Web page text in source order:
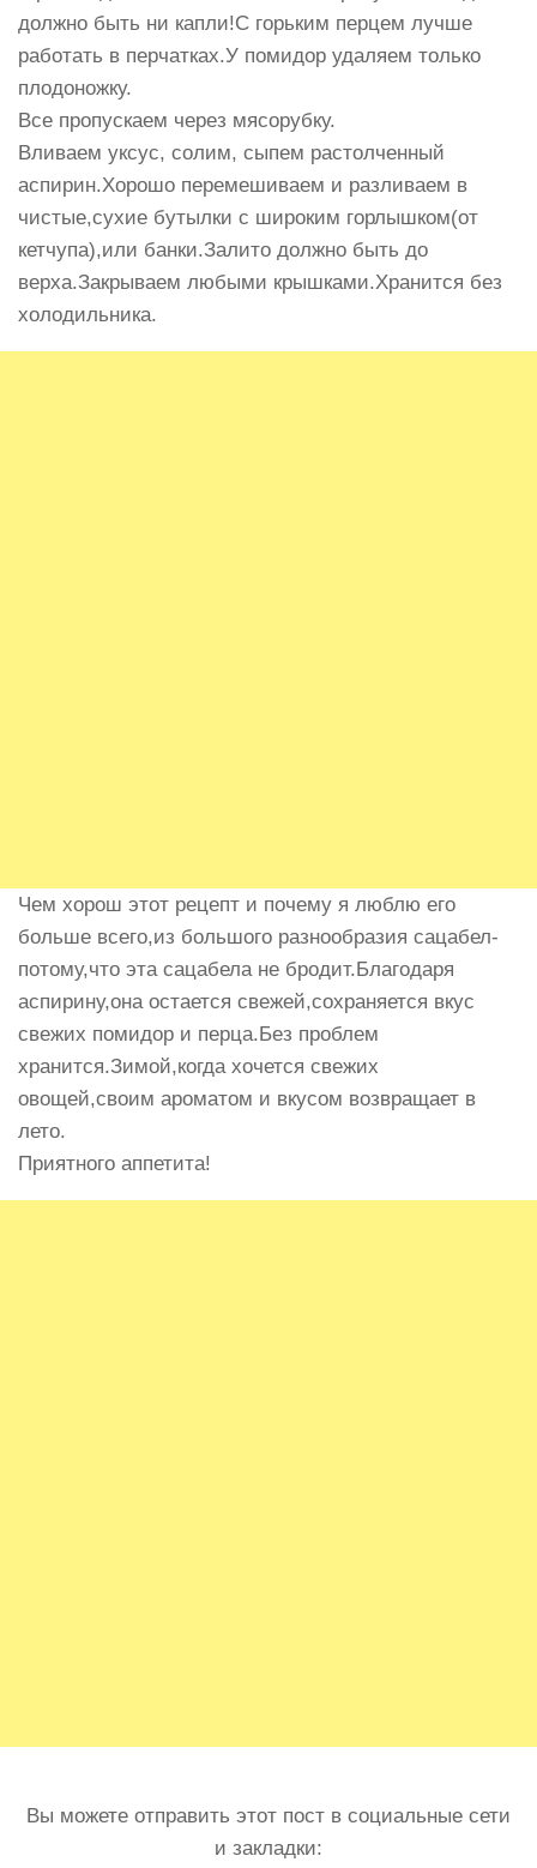
должно быть ни капли!С горьким перцем лучше
работать в перчатках.У помидор удаляем только
плодоножку.
Все пропускаем через мясорубку.
Вливаем уксус, солим, сыпем растолченный
аспирин.Хорошо перемешиваем и разливаем в
чистые,сухие бутылки с широким горлышком(от
кетчупа),или банки.Залито должно быть до
верха.Закрываем любыми крышками.Хранится без
холодильника.
Чем хорош этот рецепт и почему я люблю его
больше всего,из большого разнообразия сацабел-
потому,что эта сацабела не бродит.Благодаря
аспирину,она остается свежей,сохраняется вкус
свежих помидор и перца.Без проблем
хранится.Зимой,когда хочется свежих
овощей,своим ароматом и вкусом возвращает в
лето.
Приятного аппетита!
Вы можете отправить этот пост в социальные сети
и закладки: